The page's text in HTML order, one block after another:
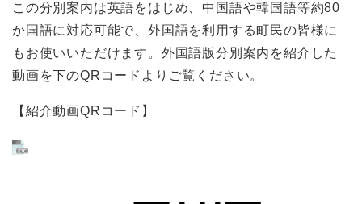
この分別案内は英語をはじめ、中国語や韓国語等約80
か国語に対応可能で、外国語を利用する町民の皆様に
もお使いいただけます。外国語版分別案内を紹介した
動画を下のQRコードよりご覧ください。
【紹介動画QRコード】